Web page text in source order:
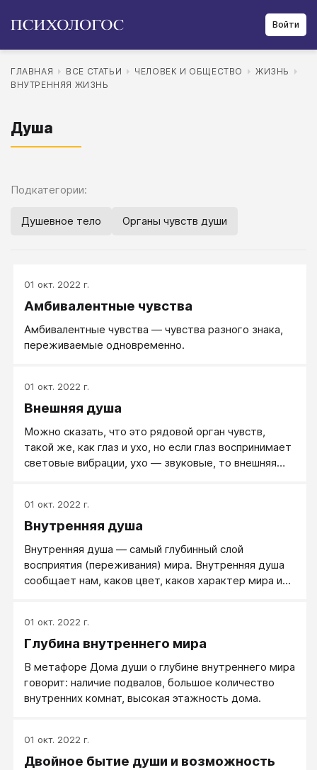
Войти
ГЛАВНАЯ ВСЕ СТАТЬИ ЧЕЛОВЕК И ОБЩЕСТВО
ЖИЗНЬ
ВНУТРЕННЯЯ ЖИЗНЬ
Душа
Подкатегории:
Душевное тело Органы чувств души
01 окт. 2022 г.
Амбивалентные чувства
Амбивалентные чувства — чувства разного знака,
переживаемые одновременно.
01 окт. 2022 г.
Внешняя душа
Можно сказать, что это рядовой орган чувств,
такой же, как глаз и ухо, но если глаз воспринимает
световые вибрации, ухо — звуковые, то внешняя
01 окт. 2022 г.
Внутренняя душа
Внутренняя душа — самый глубинный слой
восприятия (переживания) мира. Внутренняя душа
сообщает нам, каков цвет, каков характер мира и
01 окт. 2022 г.
Глубина внутреннего мира
В метафоре Дома души о глубине внутреннего мира
говорит: наличие подвалов, большое количество
внутренних комнат, высокая этажность дома.
01 окт. 2022 г.
Двойное бытие души и возможность